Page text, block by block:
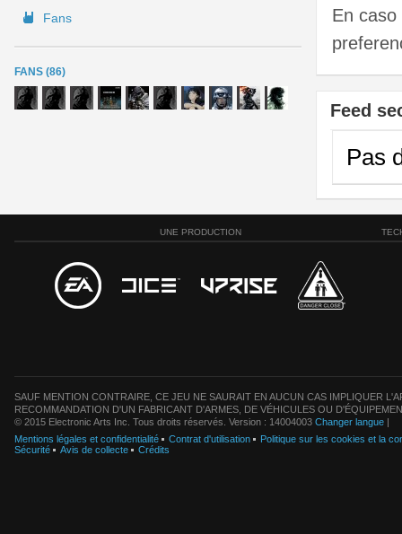
Fans
FANS (86)
En
Feed
Pas
UNE PRODUCTION
SAUF MENTION CONTRAIRE, CE JEU NE SAURAIT EN AUCUN CAS IMPLIQUER
RECOMMANDATION D'UN FABRICANT D'ARMES, DE VÉHICULES OU
© 2015 Electronic Arts Inc. Tous droits réservés. Version : 14004003 Changer langue |
Mentions légales et confidentialité
Contrat d'utilisation
Politique sur les cookies et la
Sécurité
Avis de collecte Crédits